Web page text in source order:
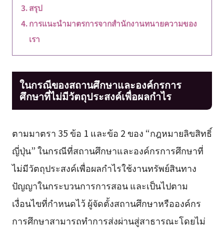
สรุป
การแนะนำมาตรการจากสำนักงานทนายความของ
เรา
ในกรณีของสถานศึกษาและองค์กรการ
ศึกษาที่ไม่มีวัตถุประสงค์เพื่อผลกำไร
ตามมาตรา 35 ข้อ 1 และข้อ 2 ของ “กฎหมายลิขสิทธิ์
ญี่ปุ่น” ในกรณีที่สถานศึกษาและองค์กรการศึกษาที่
ไม่มีวัตถุประสงค์เพื่อผลกำไรใช้งานทรัพย์สินทาง
ปัญญาในกระบวนการการสอน และเป็นไปตาม
เงื่อนไขที่กำหนดไว้ ผู้จัดตั้งสถานศึกษาหรือองค์กร
การศึกษาสามารถทำการส่งผ่านสู่สาธารณะโดยไม่